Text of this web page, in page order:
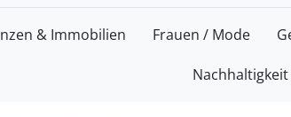
& Immobilien Frauen / Mode
Nachhaltigkeit